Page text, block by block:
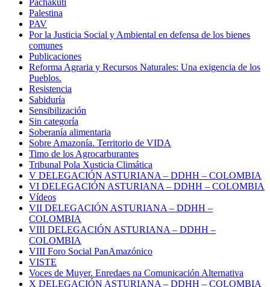
Pachakuti
Palestina
PAV
Por la Justicia Social y Ambiental en defensa de los bienes
comunes
Publicaciones
Reforma Agraria y Recursos Naturales: Una exigencia de los
Pueblos.
Resistencia
Sabiduría
Sensibilización
Sin categoría
Soberanía alimentaria
Sobre Amazonía. Territorio de VIDA
Timo de los Agrocarburantes
Tribunal Pola Xusticia Climática
V DELEGACIÓN ASTURIANA – DDHH – COLOMBIA
VI DELEGACIÓN ASTURIANA – DDHH – COLOMBIA
Vídeos
VII DELEGACIÓN ASTURIANA – DDHH –
COLOMBIA
VIII DELEGACIÓN ASTURIANA – DDHH –
COLOMBIA
VIII Foro Social PanAmazónico
VISTE
Voces de Muyer. Enredaes na Comunicación Alternativa
X DELEGACIÓN ASTURIANA – DDHH – COLOMBIA